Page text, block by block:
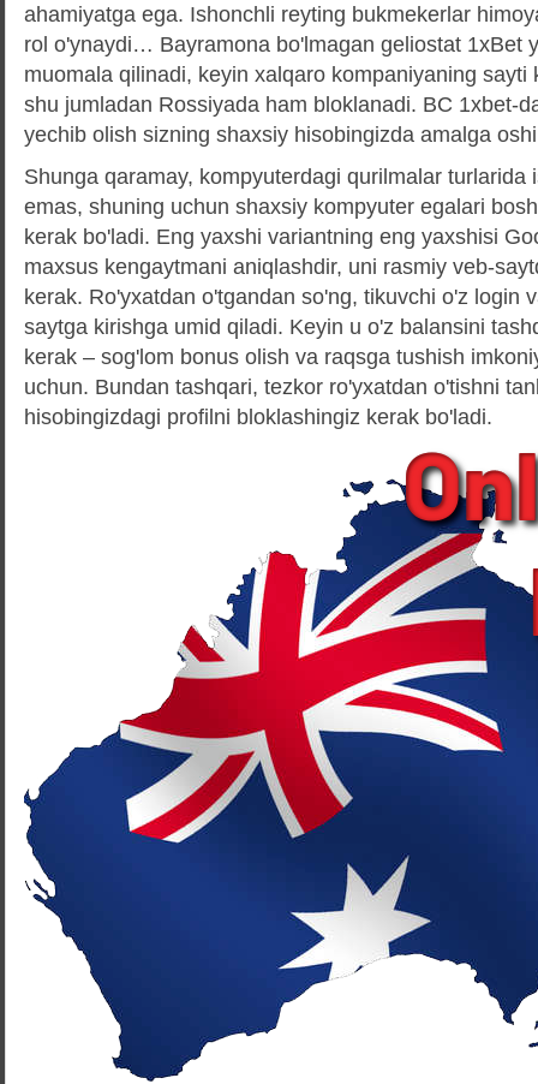
ahamiyatga ega. Ishonchli reyting bukmekerlar
rol o'ynaydi… Bayramona bo'lmagan geliostat 1xBet
muomala qilinadi, keyin xalqaro kompaniyaning sayti
shu jumladan Rossiyada ham bloklanadi. BC 1xbet-
yechib olish sizning shaxsiy hisobingizda amalga
Shunga qaramay, kompyuterdagi qurilmalar turlarida
emas, shuning uchun shaxsiy kompyuter egalari
kerak bo'ladi. Eng yaxshi variantning eng yaxshisi
maxsus kengaytmani aniqlashdir, uni rasmiy veb-
kerak. Ro'yxatdan o'tgandan so'ng, tikuvchi o'z login
saytga kirishga umid qiladi. Keyin u o'z balansini
kerak – sog'lom bonus olish va raqsga tushish
uchun. Bundan tashqari, tezkor ro'yxatdan o'tishni
hisobingizdagi profilni bloklashingiz kerak bo'ladi.